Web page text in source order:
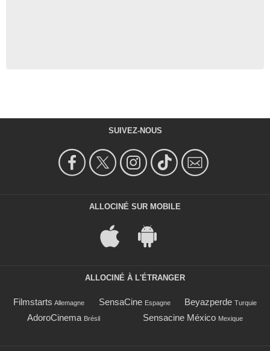
SUIVEZ-NOUS
ALLOCINÉ SUR MOBILE
ALLOCINÉ À L'ÉTRANGER
Filmstarts Allemagne SensaCine Espagne Beyazperde Turquie
AdoroCinema Brésil Sensacine México Mexique